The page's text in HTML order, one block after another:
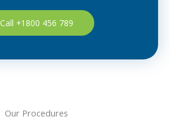
Call +1800 456 789
Our Procedures